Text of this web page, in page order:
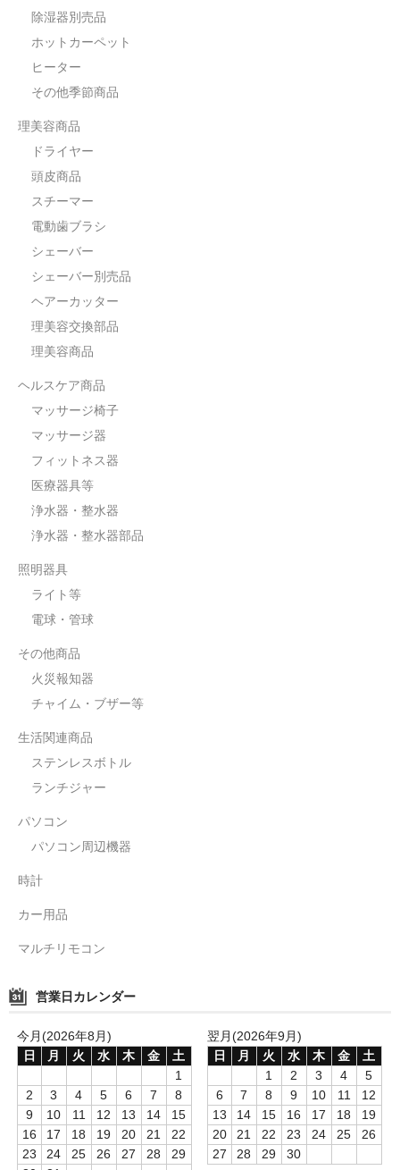
除湿器別売品
ホットカーペット
ヒーター
その他季節商品
理美容商品
ドライヤー
頭皮商品
スチーマー
電動歯ブラシ
シェーバー
シェーバー別売品
ヘアーカッター
理美容交換部品
理美容商品
ヘルスケア商品
マッサージ椅子
マッサージ器
フィットネス器
医療器具等
浄水器・整水器
浄水器・整水器部品
照明器具
ライト等
電球・管球
その他商品
火災報知器
チャイム・ブザー等
生活関連商品
ステンレスボトル
ランチジャー
パソコン
パソコン周辺機器
時計
カー用品
マルチリモコン
営業日カレンダー
今月(2026年8月)
日
月 火 水 木 金
土
1
2
3 4 5 6 7
8
9
10 11 12 13 14
15
16
17 18 19 20 21
22
23
24 25 26 27 28
29
翌月(2026年9月)
日
月 火 水 木 金
土
1
2 3 4
5
6
7 8 9 10 11
12
13
14 15 16 17 18
19
20
21 22 23 24 25
26
27
28 29 30